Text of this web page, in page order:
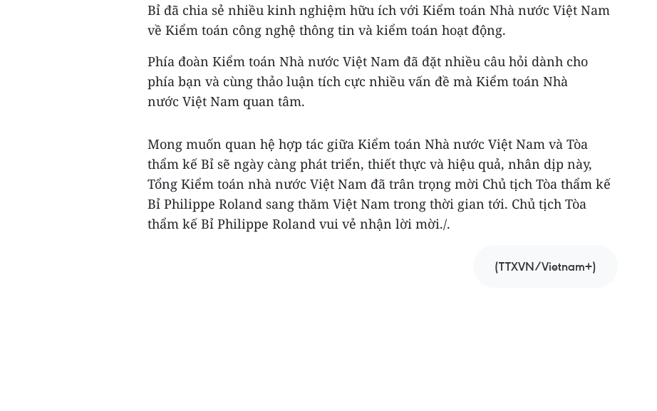
Bỉ đã chia sẻ nhiều kinh nghiệm hữu ích với Kiểm toán Nhà nước Việt Nam
về Kiểm toán công nghệ thông tin và kiểm toán hoạt động.
Phía đoàn Kiểm toán Nhà nước Việt Nam đã đặt nhiều câu hỏi dành cho
phía bạn và cùng thảo luận tích cực nhiều vấn đề mà Kiểm toán Nhà
nước Việt Nam quan tâm.
Mong muốn quan hệ hợp tác giữa Kiểm toán Nhà nước Việt Nam và Tòa
thẩm kế Bỉ sẽ ngày càng phát triển, thiết thực và hiệu quả, nhân dịp này,
Tổng Kiểm toán nhà nước Việt Nam đã trân trọng mời Chủ tịch Tòa thẩm kế
Bỉ Philippe Roland sang thăm Việt Nam trong thời gian tới. Chủ tịch Tòa
thẩm kế Bỉ Philippe Roland vui vẻ nhận lời mời./.
(TTXVN/Vietnam+)